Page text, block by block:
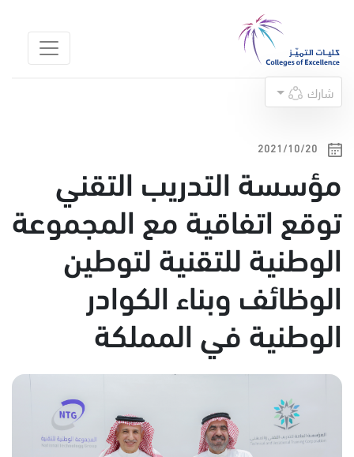
شارك
20‏/10‏/2021
مؤسسة التدريب التقني
توقع اتفاقية مع المجموعة
الوطنية للتقنية لتوطين
الوظائف وبناء الكوادر
الوطنية في المملكة